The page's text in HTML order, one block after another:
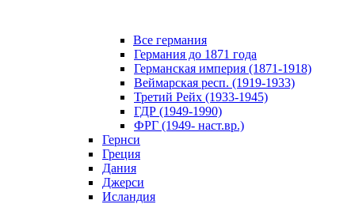
Все германия
Германия до 1871 года
Германская империя (1871-1918)
Веймарская респ. (1919-1933)
Третий Рейх (1933-1945)
ГДР (1949-1990)
ФРГ (1949- наст.вр.)
Гернси
Греция
Дания
Джерси
Исландия